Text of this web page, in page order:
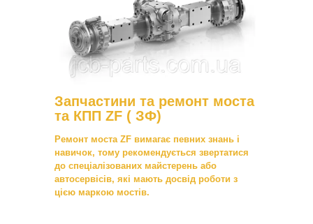
Запчастини та ремонт моста
та КПП ZF ( ЗФ)
Ремонт моста ZF вимагає певних знань і
навичок, тому рекомендується звертатися
до спеціалізованих майстерень або
автосервісів, які мають досвід роботи з
цією маркою мостів.